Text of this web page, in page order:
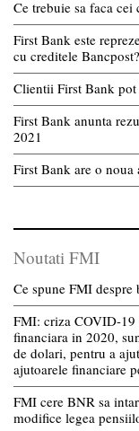
Ce trebuie sa faca
First Bank este
cu creditele Bancpost?
Clientii First Bank
First Bank anunta
2021
First Bank are o
Noutati FMI
Ce spune FMI despre
FMI: criza COVID-19
financiara in 2020,
de dolari, pentru a
ajutoarele financiare
FMI cere BNR sa
modifice legea